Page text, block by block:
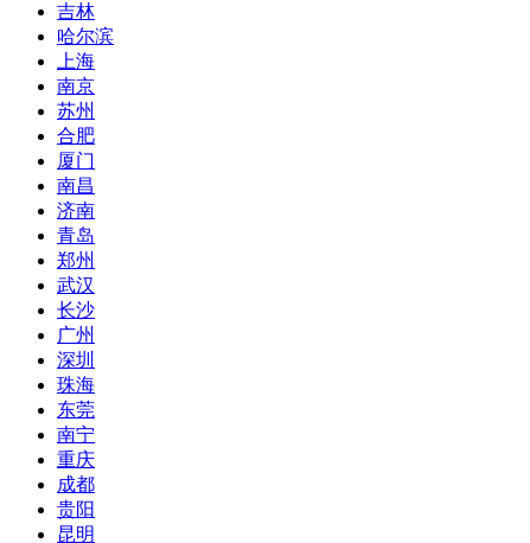
吉林
哈尔滨
上海
南京
苏州
合肥
厦门
南昌
济南
青岛
郑州
武汉
长沙
广州
深圳
珠海
东莞
南宁
重庆
成都
贵阳
昆明